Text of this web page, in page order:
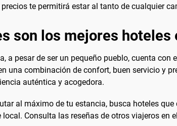
precios te permitirá estar al tanto de cualquier
son los mejores
a pesar de ser un pequeño pueblo, cuenta
una combinación de confort, buen servicio y
auténtica y acogedora.
al máximo de tu estancia, busca hoteles
local. Consulta las reseñas de otros viajeros en